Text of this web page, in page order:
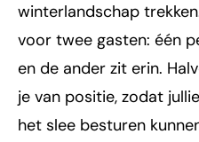
winterlandschap
voor twee gasten: één
en de ander zit erin.
je van positie, zodat
het slee besturen